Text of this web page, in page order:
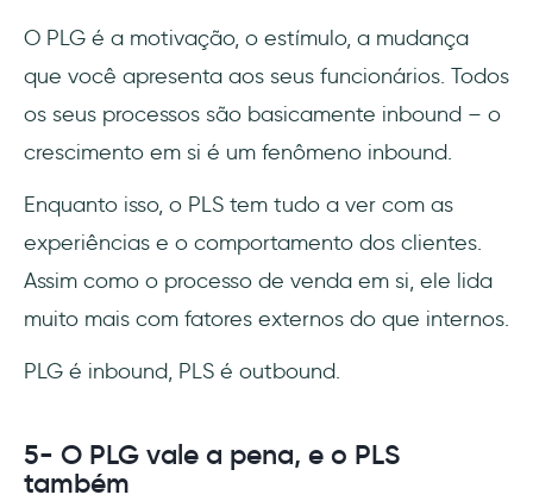
O PLG é a motivação, o estímulo, a mudança
que você apresenta aos seus funcionários. Todos
os seus processos são basicamente inbound – o
crescimento em si é um fenômeno inbound.
Enquanto isso, o PLS tem tudo a ver com as
experiências e o comportamento dos clientes.
Assim como o processo de venda em si, ele lida
muito mais com fatores externos do que internos.
PLG é inbound, PLS é outbound.
5- O PLG vale a pena, e o PLS
também